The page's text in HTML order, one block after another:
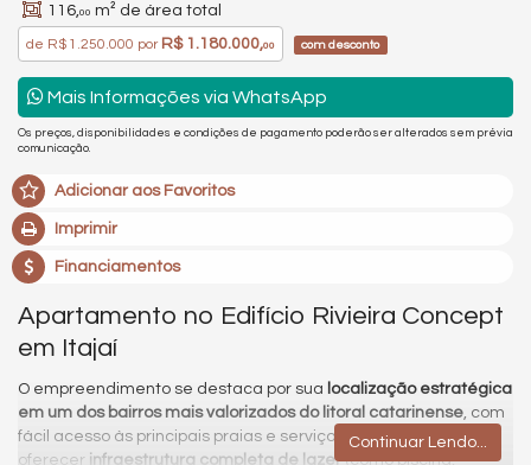
116,00 m² de área total
de R$ 1.250.000 porR$ 1.180.000,00 com desconto
Mais Informações via WhatsApp
Os preços, disponibilidades e condições de pagamento poderão ser alterados sem prévia
comunicação.
Adicionar aos Favoritos
Imprimir
Financiamentos
Apartamento no Edifício Rivieira Concept
em Itajaí
O empreendimento se destaca por sua localização estratégica
em um dos bairros mais valorizados do litoral catarinense, com
fácil acesso às principais praias e serviços da região, além de
oferecer infraestrutura completa de lazer(como piscina,
Continuar Lendo...